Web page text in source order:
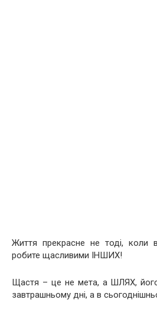
Життя прекрасне не тоді, коли
робите щасливими ІНШИХ!
Щастя – це не мета, а ШЛЯХ,
завтрашньому дні, а в